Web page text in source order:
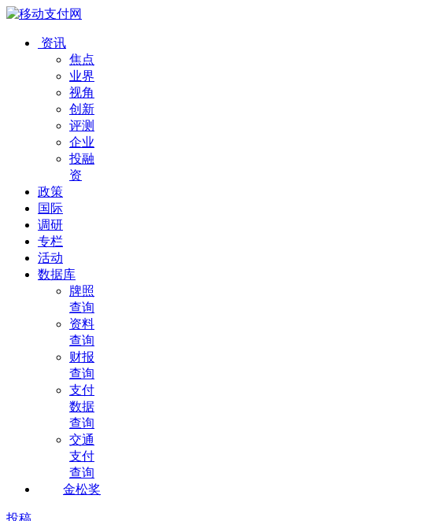
资讯
焦点
业界
视角
创新
评测
企业
投融
资
政策
国际
调研
专栏
活动
数据库
牌照
查询
资料
查询
财报
查询
支付
数据
查询
交通
支付
查询
金松奖
投稿